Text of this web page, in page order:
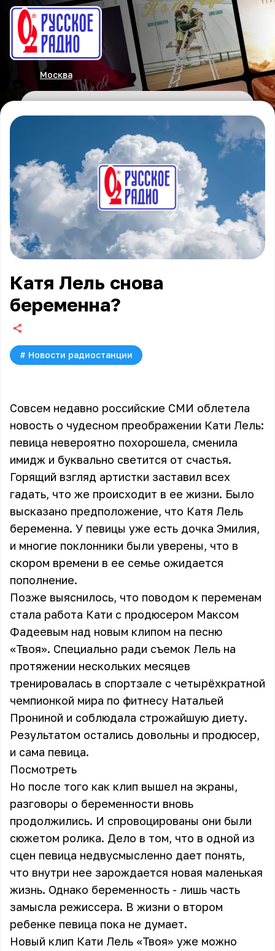
Москва
Катя Лель снова
беременна?
# Новости радиостанции
Совсем недавно российские СМИ облетела
новость о чудесном преображении Кати Лель:
певица невероятно похорошела, сменила
имидж и буквально светится от счастья.
Горящий взгляд артистки заставил всех
гадать, что же происходит в ее жизни. Было
высказано предположение, что Катя Лель
беременна. У певицы уже есть дочка Эмилия,
и многие поклонники были уверены, что в
скором времени в ее семье ожидается
пополнение.
Позже выяснилось, что поводом к переменам
стала работа Кати с продюсером Максом
Фадеевым над новым клипом на песню
«Твоя». Специально ради съемок Лель на
протяжении нескольких месяцев
тренировалась в спортзале c четырёхкратной
чемпионкой мира по фитнесу Натальей
Прониной и соблюдала строжайшую диету.
Результатом остались довольны и продюсер,
и сама певица.
Посмотреть
Но после того как клип вышел на экраны,
разговоры о беременности вновь
продолжились. И спровоцированы они были
сюжетом ролика. Дело в том, что в одной из
сцен певица недвусмысленно дает понять,
что внутри нее зарождается новая маленькая
жизнь. Однако беременность - лишь часть
замысла режиссера. В жизни о втором
ребенке певица пока не думает.
Новый клип Кати Лель «Твоя» уже можно